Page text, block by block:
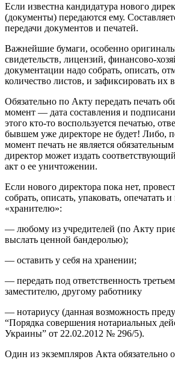
Если известна кандидатура нового
(документы) передаются ему.
передачи документов и печатей.
Важнейшие бумаги, особенно
свидетельств, лицензий, финансово-
документации надо собрать, описать,
количество листов, и зафиксировать их
Обязательно по Акту передать печать
момент — дата составления и
этого кто-то воспользуется печатью,
бывшем уже директоре не будет! Либо,
момент печать не является
директор может издать
акт о ее уничтожении.
Если нового директора пока нет,
собрать, описать, упаковать, опечатать
«хранителю»:
— любому из учредителей (по Акту
выслать ценной бандеролью);
— оставить у себя на хранении;
— передать под ответственность
заместителю, другому работнику
— нотариусу (данная возможность
“Порядка совершения нотариальных
Украины” от 22.02.2012 № 296/5).
Один из экземпляров Акта обязательно